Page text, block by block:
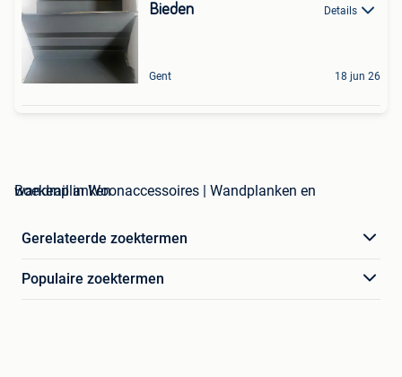
Bieden Details
Gent 18 jun 26
wandrail in Woonaccessoires | Wandplanken en Boekenplanken
Gerelateerde zoektermen
Populaire zoektermen